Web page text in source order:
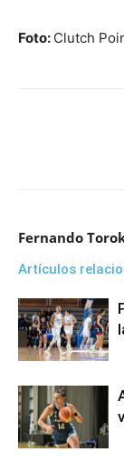
Foto: Clutch
Fernando
Artículos